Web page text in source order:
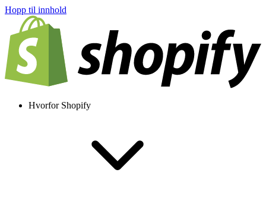
Hopp til innhold
Hvorfor Shopify